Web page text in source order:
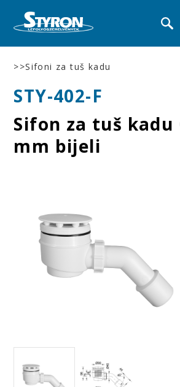
>>Sifoni za tuš kadu
STY-402-F
Sifon za tuš kadu
mm bijeli